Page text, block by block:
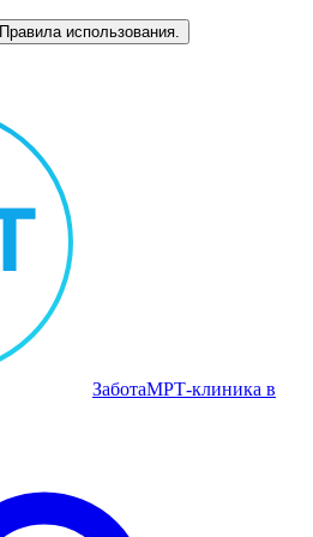
Правила использования.
ЗаботаМРТ‑клиника в